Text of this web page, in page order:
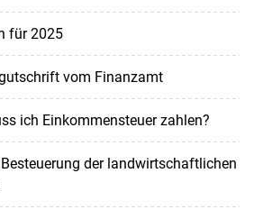
für 2025
vom Finanzamt
ich Einkommensteuer zahlen?
der landwirtschaftlichen